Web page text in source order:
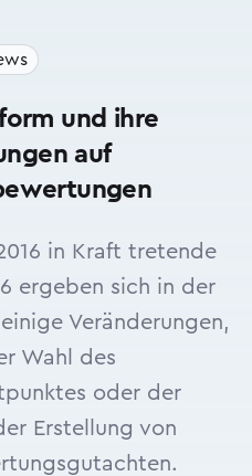
und ihre
auf
in Kraft tretende
ergeben sich in der
Veränderungen,
Wahl des
oder der
Erstellung von